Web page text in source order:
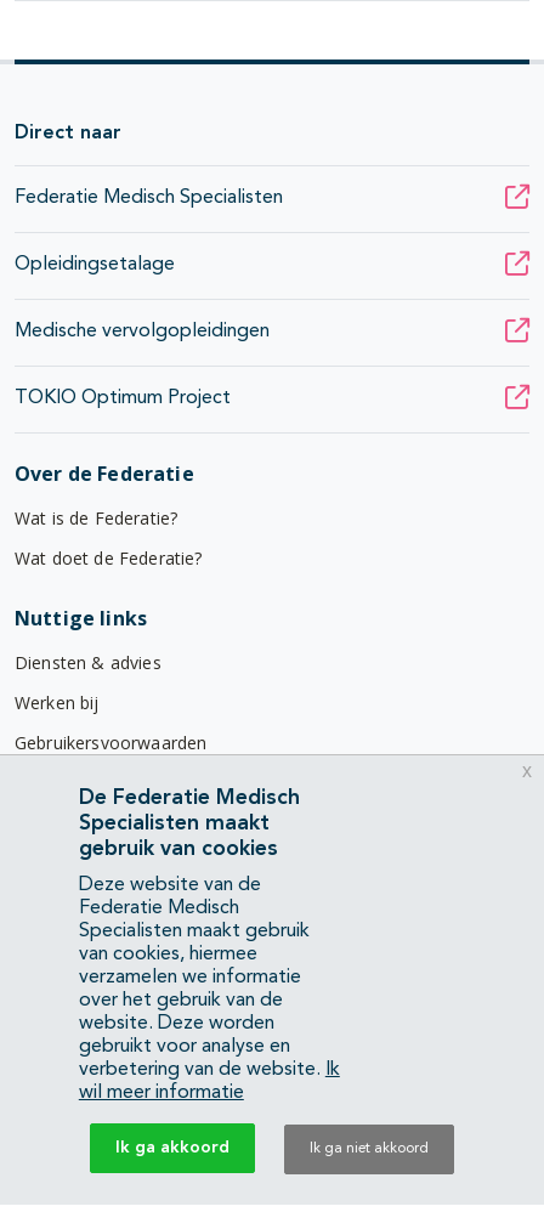
Direct naar
Federatie Medisch Specialisten
Opleidingsetalage
Medische vervolgopleidingen
TOKIO Optimum Project
Over de Federatie
Wat is de Federatie?
Wat doet de Federatie?
Nuttige links
Diensten & advies
Werken bij
Gebruikersvoorwaarden
Privacyverklaring
Contact
Mercatorlaan 1200
3528 BL Utrecht
(088) 505 34 34
info@richtlijnendatabase.nl
YouTubeLinkedIn
KvK Federatie Medisch Specialisten:40483480
Privacyverklaring
De Federatie Medisch
Specialisten maakt
gebruik van cookies
Deze website van de
Federatie Medisch
Specialisten maakt gebruik
van cookies, hiermee
verzamelen we informatie
over het gebruik van de
website. Deze worden
gebruikt voor analyse en
verbetering van de website.
Ik
wil meer informatie
Ik ga akkoord Ik ga niet akkoord
x